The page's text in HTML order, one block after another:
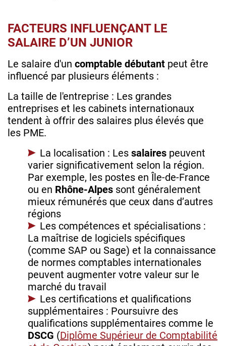
FACTEURS INFLUENÇANT LE
SALAIRE D’UN JUNIOR
Le salaire d'un comptable débutant peut être
influencé par plusieurs éléments :
La taille de l'entreprise : Les grandes
entreprises et les cabinets internationaux
tendent à offrir des salaires plus élevés que
les PME.
La localisation : Les salaires peuvent
varier significativement selon la région.
Par exemple, les postes en Île-de-France
ou en Rhône-Alpes sont généralement
mieux rémunérés que ceux dans d’autres
régions
Les compétences et spécialisations :
La maîtrise de logiciels spécifiques
(comme SAP ou Sage) et la connaissance
de normes comptables internationales
peuvent augmenter votre valeur sur le
marché du travail
Les certifications et qualifications
supplémentaires : Poursuivre des
qualifications supplémentaires comme le
DSCG (Diplôme Supérieur de Comptabilité